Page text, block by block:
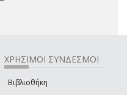
ΧΡΗΣΙΜΟΙ ΣΥΝΔΕΣΜΟΙ
Βιβλιοθήκη